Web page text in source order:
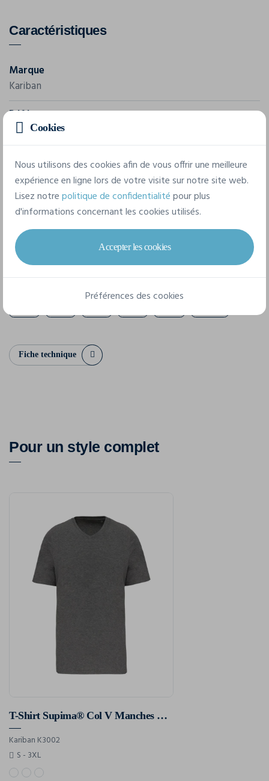
Caractéristiques
Marque
Kariban
Référence
K3003
Grammage
160 g/m²
Composition
6 tailles disponibles
Fiche technique
Pour un style complet
T-Shirt Supima® Col V Manches Courtes Homme
Kariban K3002
S - 3XL
Cookies
Nous utilisons des cookies afin de vous offrir une meilleure
expérience en ligne lors de votre visite sur notre site web.
Lisez notrepolitique de confidentialitépour plus
d'informations concernant les cookies utilisés.
Accepter les cookies
Préférences des cookies